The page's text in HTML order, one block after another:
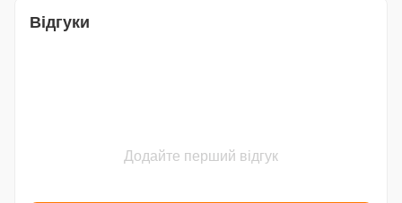
Відгуки
Додайте перший відгук